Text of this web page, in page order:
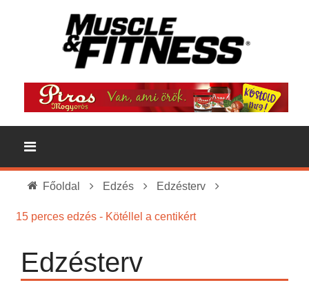
Főoldal Edzés Edzésterv
15 perces edzés - Kötéllel a centikért
Edzésterv